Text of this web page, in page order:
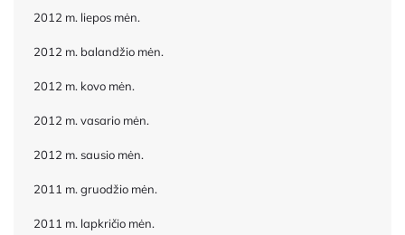
2012 m. liepos mėn.
2012 m. balandžio mėn.
2012 m. kovo mėn.
2012 m. vasario mėn.
2012 m. sausio mėn.
2011 m. gruodžio mėn.
2011 m. lapkričio mėn.